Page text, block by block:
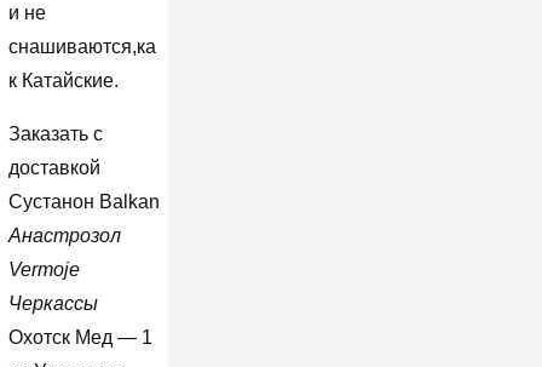
и не
снашиваются,ка
к Катайские.
Заказать с
доставкой
Сустанон Balkan
Анастрозол
Vermoje
Черкассы
Охотск Мед — 1